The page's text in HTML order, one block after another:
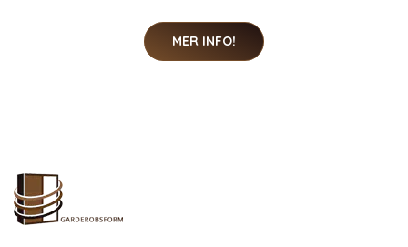
MER INFO!